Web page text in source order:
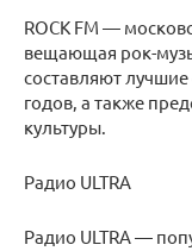
ROCK FM —
вещающая рок-
составляют
годов, а также
культуры.
Радио ULTRA
Радио ULTRA —